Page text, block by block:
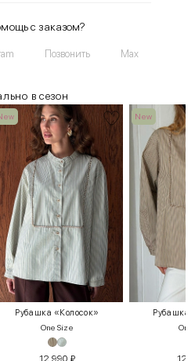
с заказом?
Позвонить Max
в сезон
Рубашка «Колосок»
One Size
12 990 ₽
New
Рубашка
12